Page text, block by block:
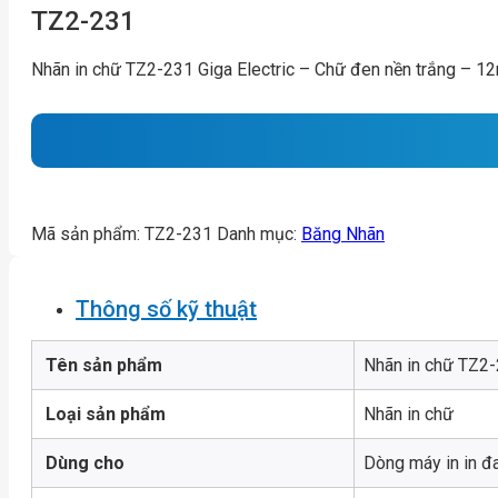
TZ2-231
Nhãn in chữ TZ2-231 Giga Electric – Chữ đen nền trắng –
Mã sản phẩm: TZ2-231 Danh mục: Băng Nhãn
Thông số kỹ thuật
Tên sản phẩm Nhãn in chữ
Loại sản phẩm Nhãn in chữ
Dùng cho Dòng máy in in